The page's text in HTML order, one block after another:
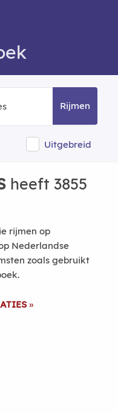
Rijmen
Uitgebreid
heeft 3855
rijmen op
Nederlandse
zoals gebruikt